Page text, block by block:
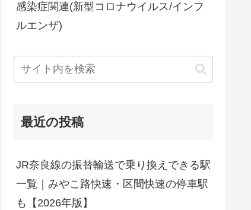
感染症関連(新型コロナウイルス/インフ
ルエンザ)
最近の投稿
JR奈良線の振替輸送で乗り換えできる駅
一覧｜みやこ路快速・区間快速の停車駅
も【2026年版】